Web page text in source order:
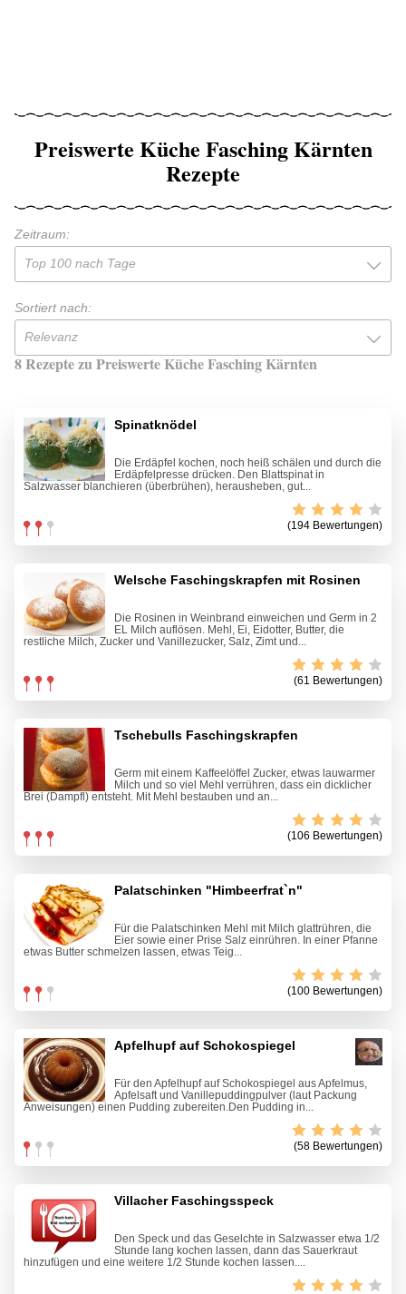
Preiswerte Küche Fasching Kärnten
Rezepte
Zeitraum:
Top 100 nach Tage
Sortiert nach:
Relevanz
8 Rezepte zu Preiswerte Küche Fasching Kärnten
Spinatknödel
Die Erdäpfel kochen, noch heiß schälen und durch die
Erdäpfelpresse drücken. Den Blattspinat in
Salzwasser blanchieren (überbrühen), herausheben, gut...
(194 Bewertungen)
Welsche Faschingskrapfen mit Rosinen
Die Rosinen in Weinbrand einweichen und Germ in 2
EL Milch auflösen. Mehl, Ei, Eidotter, Butter, die
restliche Milch, Zucker und Vanillezucker, Salz, Zimt und...
(61 Bewertungen)
Tschebulls Faschingskrapfen
Germ mit einem Kaffeelöffel Zucker, etwas lauwarmer
Milch und so viel Mehl verrühren, dass ein dicklicher
Brei (Dampfl) entsteht. Mit Mehl bestauben und an...
(106 Bewertungen)
Palatschinken "Himbeerfrat`n"
Für die Palatschinken Mehl mit Milch glattrühren, die
Eier sowie einer Prise Salz einrühren. In einer Pfanne
etwas Butter schmelzen lassen, etwas Teig...
(100 Bewertungen)
Apfelhupf auf Schokospiegel
Für den Apfelhupf auf Schokospiegel aus Apfelmus,
Apfelsaft und Vanillepuddingpulver (laut Packung
Anweisungen) einen Pudding zubereiten.Den Pudding in...
(58 Bewertungen)
Villacher Faschingsspeck
Den Speck und das Geselchte in Salzwasser etwa 1/2
Stunde lang kochen lassen, dann das Sauerkraut
hinzufügen und eine weitere 1/2 Stunde kochen lassen....